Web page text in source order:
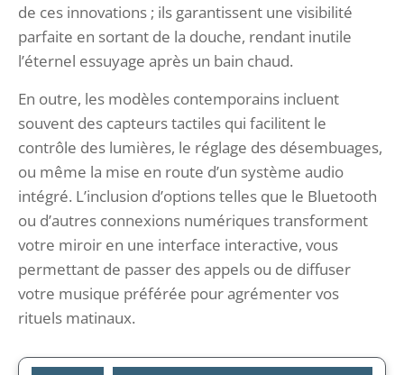
de ces innovations ; ils garantissent une visibilité
parfaite en sortant de la douche, rendant inutile
l’éternel essuyage après un bain chaud.
En outre, les modèles contemporains incluent
souvent des capteurs tactiles qui facilitent le
contrôle des lumières, le réglage des désembuages,
ou même la mise en route d’un système audio
intégré. L’inclusion d’options telles que le Bluetooth
ou d’autres connexions numériques transforment
votre miroir en une interface interactive, vous
permettant de passer des appels ou de diffuser
votre musique préférée pour agrémenter vos
rituels matinaux.